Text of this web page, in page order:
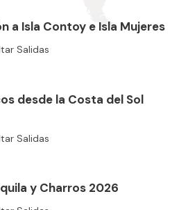
a Isla Contoy e Isla Mujeres
Salidas
desde la Costa del Sol
Salidas
y Charros 2026